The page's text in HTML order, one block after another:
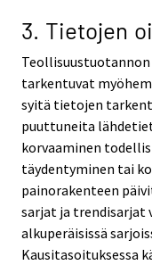
3. Tietojen
tarkentuvat
syitä tietojen
puuttuneita
korvaaminen
täydentyminen tai
painorakenteen
sarjat ja trendisarjat
alkuperäisissä
Kausitasoituksessa